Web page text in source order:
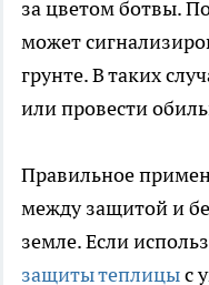
за цветом ботвы.
может
грунте. В таких
или провести
Правильное
между защитой и
земле. Если
защиты теплицыс